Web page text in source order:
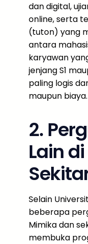
dan digital,
online, serta
(tuton) yang
antara
karyawan
jenjang S1
paling logis
maupun biaya.
2.
Lain
Selain
beberapa
Mimika dan
membuka